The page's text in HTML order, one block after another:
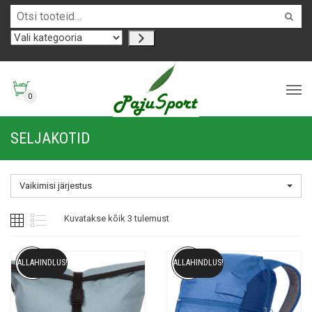
0
SELJAKOTID
Vaikimisi järjestus
Kuvatakse kõik 3 tulemust
ALLAHINDLUS! ALLAHINDLUS!